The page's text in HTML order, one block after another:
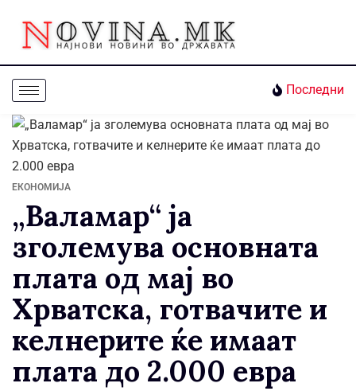
Последни
ЕКОНОМИЈА
„Валамар“ ја
зголемува основната
плата од мај во
Хрватска, готвачите и
келнерите ќе имаат
плата до 2.000 евра